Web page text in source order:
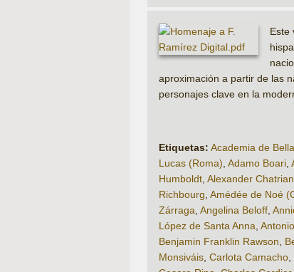
Este
aproximación a partir de las
personajes clave en la
Etiquetas: Academia de
Lucas (Roma), Adamo Boari,
Humboldt, Alexander Chatrian
Richbourg, Amédée de Noé
Zárraga, Angelina Beloff,
López de Santa Anna,
Benjamin Franklin Rawson,
Monsiváis, Carlota Camacho,